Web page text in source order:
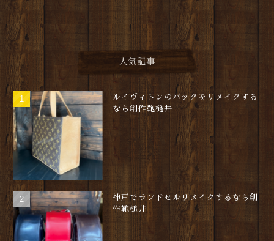
人気記事
ルイヴィトンのバックをリメイクする
なら創作鞄槌井
神戸でランドセルリメイクするなら創
作鞄槌井